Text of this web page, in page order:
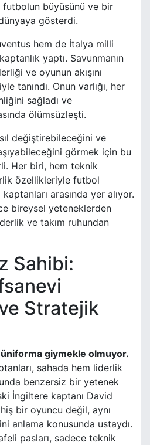
futbolun büyüsünü ve bir
gösterdi.
hem de İtalya milli
yaptı. Savunmanın
ve oyunun akışını
tanındı. Onun varlığı, her
sağladı ve
ölümsüzleşti.
değiştirebileceğini ve
görmek için bu
Her biri, hem teknik
özellikleriyle futbol
arasında yer alıyor.
bireysel yeteneklerden
ve takım ruhundan
Sahibi:
Stratejik
üniforma giymekle olmuyor.
sahada hem liderlik
benzersiz bir yetenek
İngiltere kaptanı David
bir oyuncu değil, aynı
anlama konusunda ustaydı.
pasları, sadece teknik